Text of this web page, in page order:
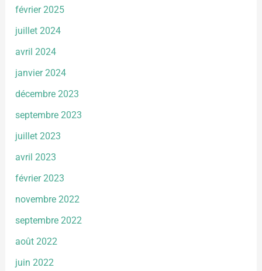
février 2025
juillet 2024
avril 2024
janvier 2024
décembre 2023
septembre 2023
juillet 2023
avril 2023
février 2023
novembre 2022
septembre 2022
août 2022
juin 2022